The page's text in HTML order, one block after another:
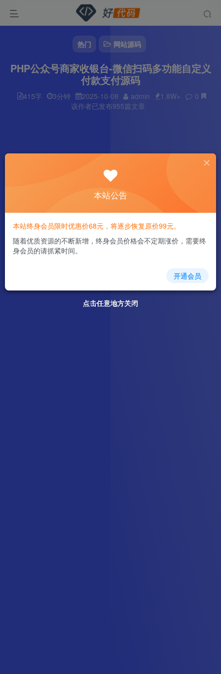
热门 网站源码
PHP公众号商家收银台-微信扫码多功能自定义
付款支付源码
415字 3分钟 2025-10-08 admin 1.8W+
0
该作者已发布955篇文章
点击任意地方关闭
点击任意地方关闭
点击任意地方关闭
点击任意地方关闭
本站公告
本站终身会员限时优惠价68元，将逐步恢复原价99元。
随着优质资源的不断新增，终身会员价格会不定期涨价，需要终
身会员的请抓紧时间。
开通会员